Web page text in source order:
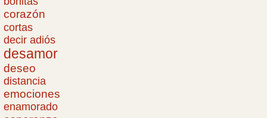
corazón
cortas
decir adiós
desamor
deseo
distancia
emociones
enamorado